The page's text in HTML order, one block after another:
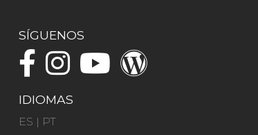
SÍGUENOS
IDIOMAS
ES | PT